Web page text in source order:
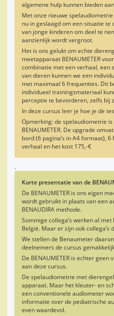
algemene hulp kunnen bieden
Met onze nieuwe
nu in geslaagd om een situatie
van jonge kinderen om deel te
aanzienlijk wordt vergroot.
Het is ons gelukt om echte
meetapparaat BENAUMETER
combinatie met een verhaal, een
van dieren kunnen we een
met maximaal 6 frequenties. Dit
individueel trainingsmateriaal
perceptie te bevorderen, zelfs bij
In deze cursus leer je hoe je de
Opmerking: de spelaudiometrie
BENAUMETER. De upgrade
bord (6 pagina’s in A4 formaat),
verhaal en het kost 175,-€
.
Korte presentatie van de
De BENAUMETER is ons eigen
wordt gebruikt in plaats van een
BENAUDIRA methode.
Sommige collega’s werken al
België. Maar er zijn ook collega’s
We stellen de Benaumeter
deelnemers de cursus
De BENAUMETER is echter
aan deze cursus.
De spelaudiometrie met
apparaat. Maar het kleuter- en
een conventionele audiometer
informatie over de pediatrische
even waardevol.